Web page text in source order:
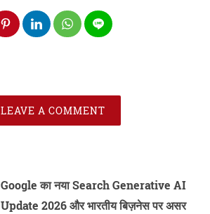
LEAVE A COMMENT
Google का नया Search Generative AI
Update 2026 और भारतीय बिज़नेस पर असर